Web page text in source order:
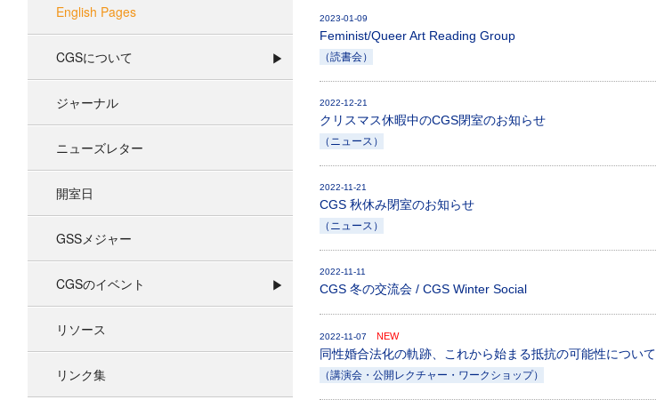
English Pages
CGSについて
ジャーナル
ニューズレター
開室日
GSSメジャー
CGSのイベント
リソース
リンク集
2023-01-09
Feminist/Queer Art Reading Group
（読書会）
2022-12-21
クリスマス休暇中のCGS閉室のお知らせ
（ニュース）
2022-11-21
CGS 秋休み閉室のお知らせ
（ニュース）
2022-11-11
CGS 冬の交流会 / CGS Winter Social
2022-11-07 NEW
同性婚合法化の軌跡、これから始まる抵抗の可能性について
（講演会・公開レクチャー・ワークショップ）